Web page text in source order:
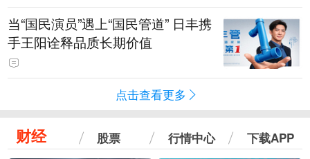
当“国民演员”遇上“国民管道” 日丰携
手王阳诠释品质长期价值
点击查看更多
财经 股票 行情中心 下载APP